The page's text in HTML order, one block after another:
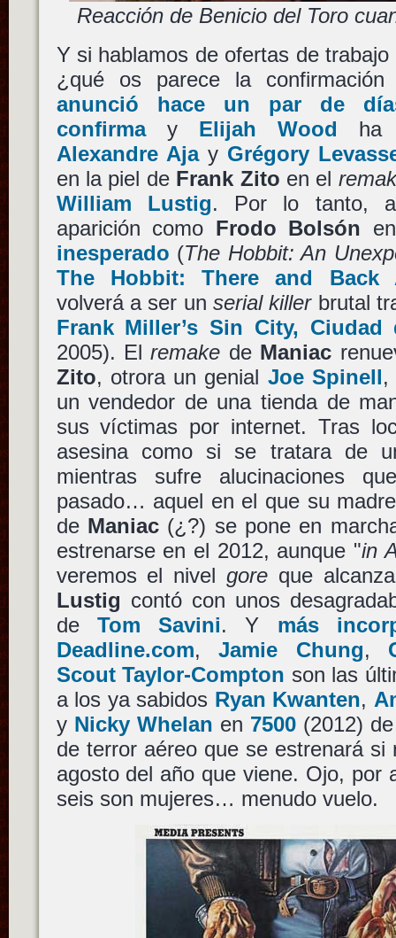
Reacción de Benicio del Toro
Y si hablamos de ofertas de
¿qué os parece la
anunció hace un par de
confirmay Elijah Wood ha
Alexandre Ajay Grégory
en la piel de Frank Zito en el
William Lustig. Por lo tanto,
aparición como Frodo Bolsón
inesperado (The Hobbit: An
The Hobbit: There and Back
volverá a ser un serial killerbrutal
Frank Miller’s Sin City, Ciudad
2005). Elremake de Maniac
Zito, otrora un genial Joe Spinell,
un vendedor de una tienda de
sus víctimas por internet. Tras
asesina como si se tratara de
mientras sufre alucinaciones
pasado… aquel en el que su
de Maniac(¿?) se pone en
estrenarse en el 2012, aunque "in
veremos el nivel goreque
Lustig contó con unos
de Tom Savini. Y más
Deadline.com,Jamie Chung,
Scout Taylor-Compton son las
a los ya sabidos Ryan Kwanten,
y Nicky Whelan en 7500(2012)
de terror aéreo que se estrenará si
agosto del año que viene. Ojo, por
seis son mujeres… menudo vuelo.